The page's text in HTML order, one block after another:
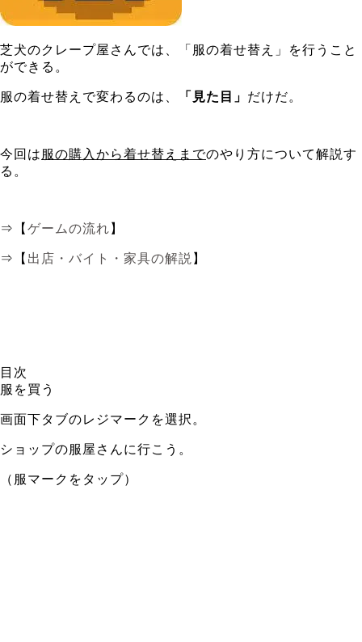
芝犬のクレープ屋さんでは、「服の着せ替え」を行うこと
ができる。
服の着せ替えで変わるのは、 「見た目」 だけだ。
今回は 服の購入から着せ替えまでのやり方について解説す
る。
⇒【 ゲームの流れ 】
⇒【 出店・バイト・家具の解説 】
目次
服を買う
画面下タブのレジマークを選択。
ショップの服屋さんに行こう。
（服マークをタップ）